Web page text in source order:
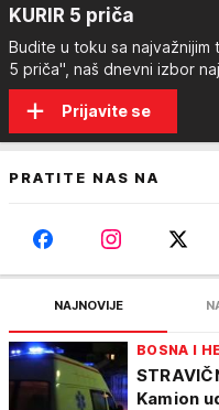
KURIR 5 priča
Budite u toku sa najvažnijim
5 priča", naš dnevni izbor
Prijavite se
PRATITE NAS NA
NAJNOVIJE
BOSNA I
Kamion